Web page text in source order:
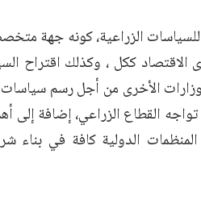
للسياسات الزراعية، كونه جهة
ككل ، وكذلك اقتراح
الأخرى من أجل رسم
القطاع الزراعي، إضافة إلى
الدولية كافة في بناء